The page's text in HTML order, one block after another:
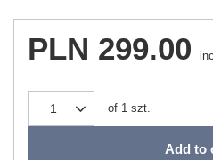
PLN 299.00
of 1 szt.
Add to